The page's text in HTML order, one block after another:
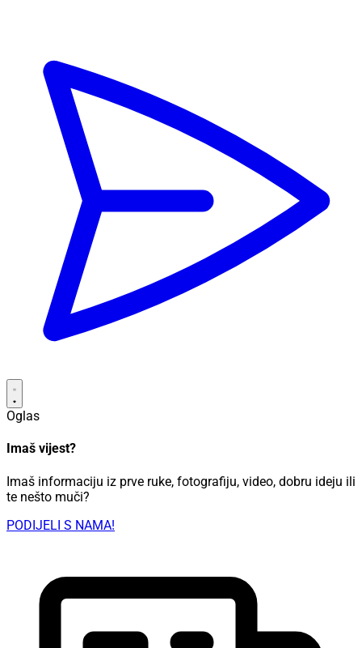
Oglas
Imaš vijest?
Imaš informaciju iz prve ruke, fotografiju, video, dobru ideju ili
te nešto muči?
PODIJELI S NAMA!